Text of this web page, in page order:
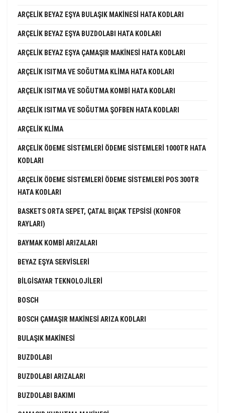
ARÇELIK BEYAZ EŞYA BULAŞIK MAKINESI HATA KODLARI
ARÇELIK BEYAZ EŞYA BUZDOLABI HATA KODLARI
ARÇELIK BEYAZ EŞYA ÇAMAŞIR MAKINESI HATA KODLARI
ARÇELIK ISITMA VE SOĞUTMA KLIMA HATA KODLARI
ARÇELIK ISITMA VE SOĞUTMA KOMBI HATA KODLARI
ARÇELIK ISITMA VE SOĞUTMA ŞOFBEN HATA KODLARI
ARÇELIK KLIMA
ARÇELIK ÖDEME SISTEMLERI ÖDEME SISTEMLERI 1000TR HATA
KODLARI
ARÇELIK ÖDEME SISTEMLERI ÖDEME SISTEMLERI POS 300TR
HATA KODLARI
BASKETS ORTA SEPET, ÇATAL BIÇAK TEPSISI (KONFOR
RAYLARI)
BAYMAK KOMBI ARIZALARI
BEYAZ EŞYA SERVISLERI
BILGISAYAR TEKNOLOJILERI
BOSCH
BOSCH ÇAMAŞIR MAKINESI ARIZA KODLARI
BULAŞIK MAKINESI
BUZDOLABI
BUZDOLABI ARIZALARI
BUZDOLABI BAKIMI